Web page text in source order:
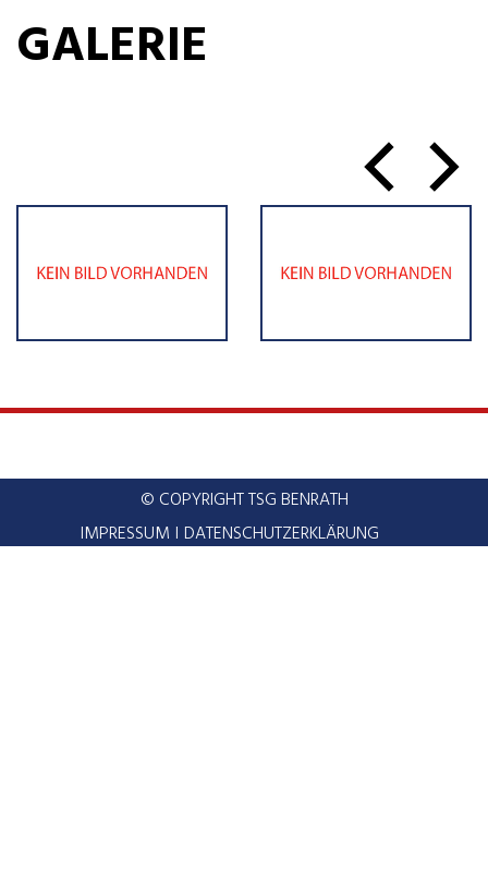
GALERIE
© COPYRIGHT TSG BENRATH
IMPRESSUM DATENSCHUTZERKLÄRUNG